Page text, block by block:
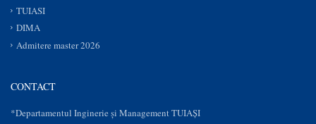
TUIASI
DIMA
Admitere master 2026
CONTACT
*Departamentul Inginerie și Management TUIAȘI